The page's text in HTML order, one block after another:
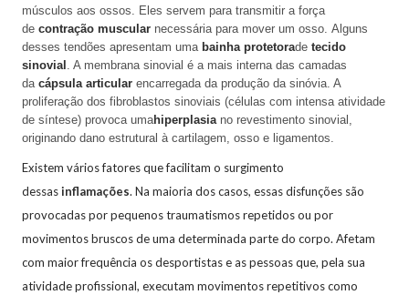
músculos aos ossos. Eles servem para transmitir a força
de contração muscular necessária para mover um osso. Alguns
desses tendões apresentam uma bainha protetorade tecido
sinovial . A membrana sinovial é a mais interna das camadas
da cápsula articular encarregada da produção da sinóvia. A
proliferação dos fibroblastos sinoviais (células com intensa atividade
de síntese) provoca umahiperplasiano revestimento sinovial,
originando dano estrutural à cartilagem, osso e ligamentos.
Existem vários fatores que facilitam o surgimento
dessasinflamações. Na maioria dos casos, essas disfunções são
provocadas por pequenos traumatismos repetidos ou por
movimentos bruscos de uma determinada parte do corpo. Afetam
com maior frequência os desportistas e as pessoas que, pela sua
atividade profissional, executam movimentos repetitivos como